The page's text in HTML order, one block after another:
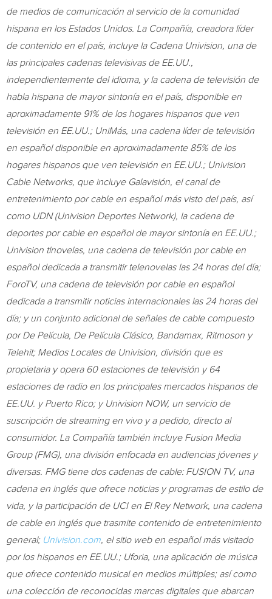
de medios de comunicación al servicio de la comunidad
hispana en los Estados Unidos. La Compañía, creadora líder
de contenido en el país, incluye la Cadena Univision, una de
las principales cadenas televisivas de EE.UU.,
independientemente del idioma, y la cadena de televisión de
habla hispana de mayor sintonía en el país, disponible en
aproximadamente 91% de los hogares hispanos que ven
televisión en EE.UU.; UniMás, una cadena líder de televisión
en español disponible en aproximadamente 85% de los
hogares hispanos que ven televisión en EE.UU.; Univision
Cable Networks, que incluye Galavisión, el canal de
entretenimiento por cable en español más visto del país, así
como UDN (Univision Deportes Network), la cadena de
deportes por cable en español de mayor sintonía en EE.UU.;
Univision tlnovelas, una cadena de televisión por cable en
español dedicada a transmitir telenovelas las 24 horas del día;
ForoTV, una cadena de televisión por cable en español
dedicada a transmitir noticias internacionales las 24 horas del
día; y un conjunto adicional de señales de cable compuesto
por De Película, De Película Clásico, Bandamax, Ritmoson y
Telehit; Medios Locales de Univision, división que es
propietaria y opera 60 estaciones de televisión y 64
estaciones de radio en los principales mercados hispanos de
EE.UU. yPuerto Rico; y Univision NOW, un servicio de
suscripción de streaming en vivo y a pedido, directo al
consumidor. La Compañía también incluye Fusion Media
Group (FMG), una división enfocada en audiencias jóvenes y
diversas. FMG tiene dos cadenas de cable: FUSION TV, una
cadena en inglés que ofrece noticias y programas de estilo de
vida, y la participación de UCI en El Rey Network, una cadena
de cable en inglés que trasmite contenido de entretenimiento
general; Univision.com , el sitio web en español más visitado
por los hispanos en EE.UU.; Uforia, una aplicación de música
que ofrece contenido musical en medios múltiples; así como
una colección de reconocidas marcas digitales que abarcan